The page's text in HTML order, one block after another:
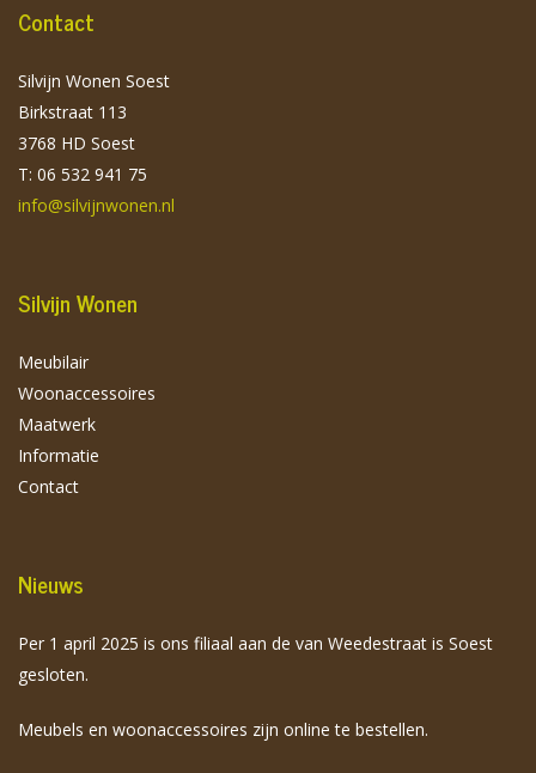
Contact
Silvijn Wonen Soest
Birkstraat 113
3768 HD Soest
T: 06 532 941 75
info@silvijnwonen.nl
Silvijn Wonen
Meubilair
Woonaccessoires
Maatwerk
Informatie
Contact
Nieuws
Per 1 april 2025 is ons filiaal aan de van Weedestraat is Soest
gesloten.
Meubels en woonaccessoires zijn online te bestellen.